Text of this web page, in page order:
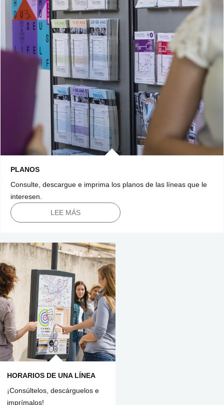
PLANOS
Consulte, descargue e imprima los planos de las líneas que le
interesen.
LEE MÁS
HORARIOS DE UNA LÍNEA
¡Consúltelos, descárguelos e
imprímalos!